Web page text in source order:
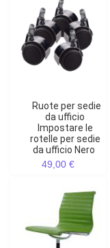
Ruote per sedie
da ufficio
Impostare le
rotelle per sedie
da ufficio Nero
49,00 €